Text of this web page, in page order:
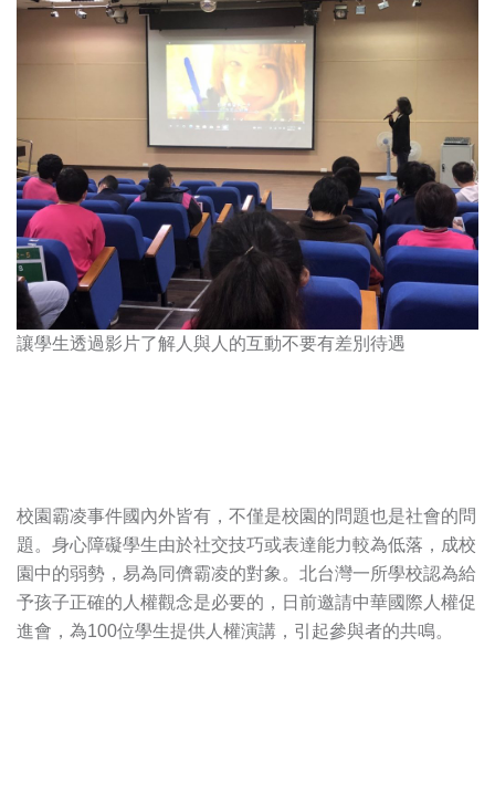
讓學生透過影片了解人與人的互動不要有差別待遇
校園霸凌事件國內外皆有，不僅是校園的問題也是社會的問
題。身心障礙學生由於社交技巧或表達能力較為低落，成校
園中的弱勢，易為同儕霸凌的對象。北台灣一所學校認為給
予孩子正確的人權觀念是必要的，日前邀請中華國際人權促
進會，為100位學生提供人權演講，引起參與者的共鳴。